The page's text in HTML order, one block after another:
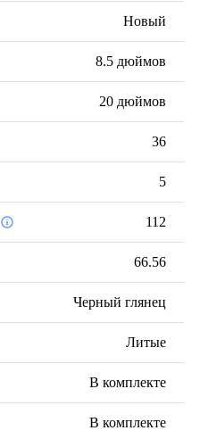
Новый
8.5 дюймов
20 дюймов
36
5
112
66.56
Черный глянец
Литые
В комплекте
В комплекте